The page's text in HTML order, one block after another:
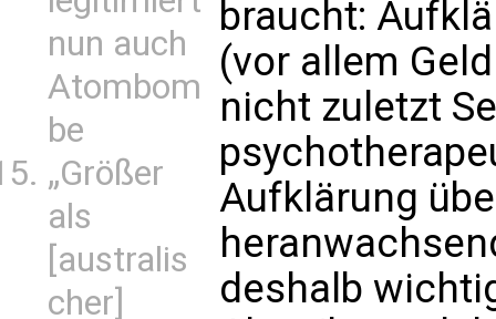
nun auch
Atombom
be
„Größer
als
[australis
cher]
braucht:
(vor allem
nicht zuletzt
Aufklärung
deshalb